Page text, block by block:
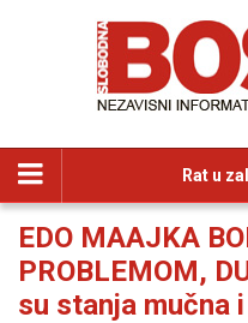
Rat u
EDO MAAJKA
PROBLEMOM,
su stanja mučna